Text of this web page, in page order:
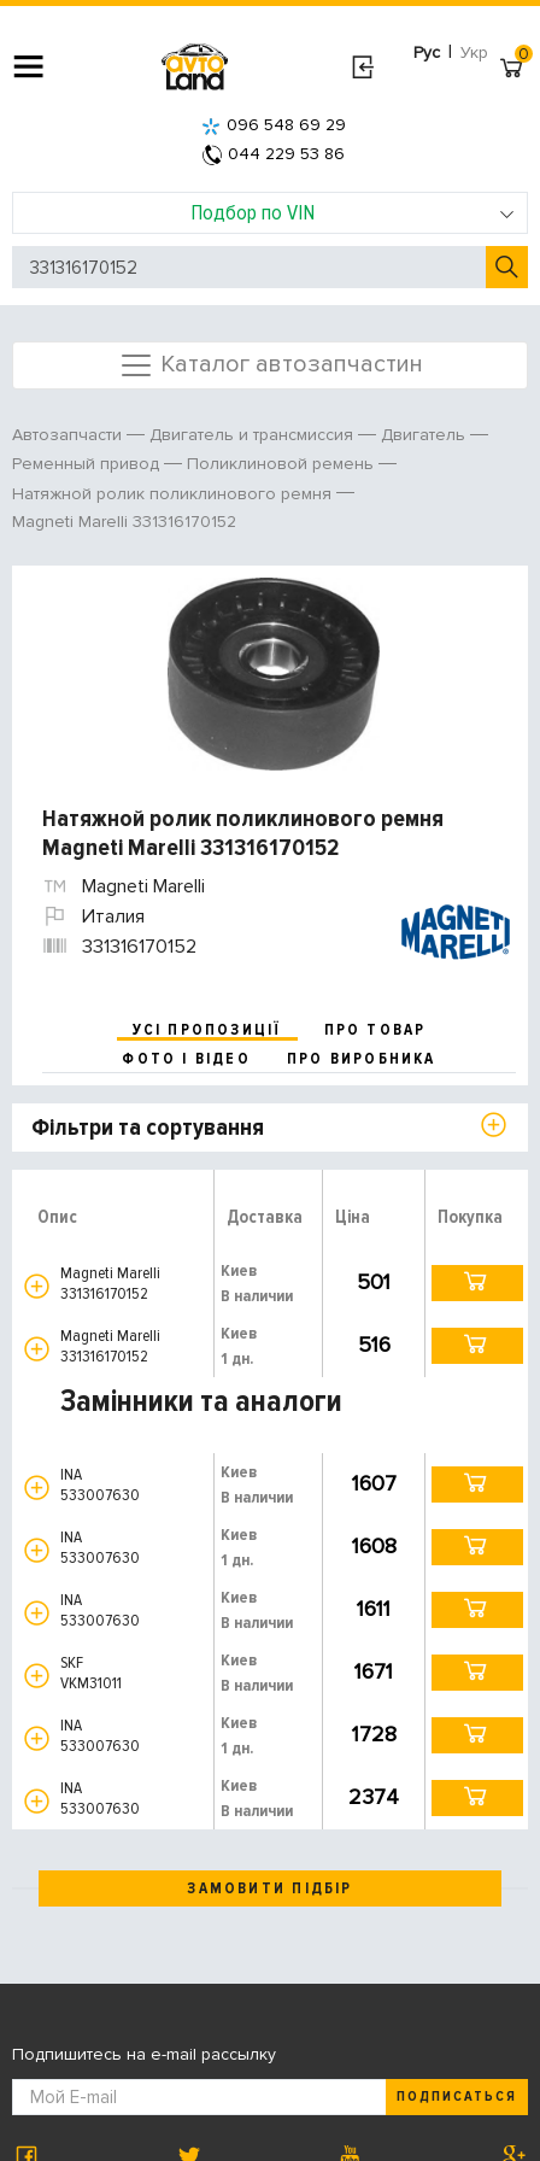
Рус | Укр
Подбор по VIN
096 548 69 29
044 229 53 86
0
Каталог автозапчастин
Автозапчасти Двигатель и трансмиссия
Двигатель
Ременный привод
Поликлиновой ремень
Натяжной ролик поликлинового ремня
Magneti Marelli 331316170152
Натяжной ролик поликлинового ремня
Magneti Marelli 331316170152
Magneti Marelli
Италия
331316170152
УСІ ПРОПОЗИЦІЇ
ПРО ТОВАР
ФОТО І ВІДЕО
ПРО ВИРОБНИКА
Фільтри та сортування
Опис Доставка Ціна Покупка
Magneti Marelli
331316170152
Киев
В наличии
501
Magneti Marelli
331316170152
Киев
1 дн.
516
Замінники та аналоги
INA
533007630
Киев
В наличии
1607
INA
533007630
Киев
1 дн.
1608
INA
533007630
Киев
В наличии
1611
SKF
VKM31011
Киев
В наличии
1671
INA
533007630
Киев
1 дн.
1728
INA
533007630
Киев
В наличии
2374
ЗАМОВИТИ ПІДБІР
Подпишитесь на e-mail рассылку
ПОДПИСАТЬСЯ